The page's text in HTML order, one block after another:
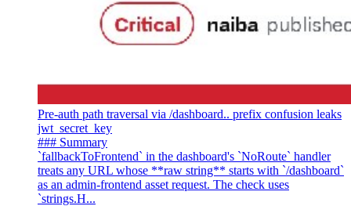
Pre-auth path traversal via /dashboard.. prefix confusion leaks
jwt_secret_key
### Summary
`fallbackToFrontend` in the dashboard's `NoRoute` handler
treats any URL whose **raw string** starts with `/dashboard`
as an admin-frontend asset request. The check uses
`strings.H...